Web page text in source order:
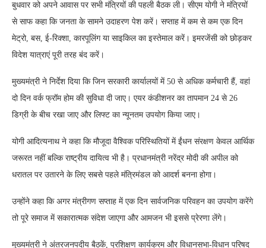
बुधवार को अपने आवास पर सभी मंत्रियों की पहली बैठक ली। सीएम योगी ने मंत्रियों
से साफ कहा कि जनता के सामने उदाहरण पेश करें। सप्ताह में कम से कम एक दिन
मेट्रो, बस, ई-रिक्शा, कारपूलिंग या साइकिल का इस्तेमाल करें। इमरजेंसी को छोड़कर
विदेश यात्राएं पूरी तरह बंद करें।
मुख्यमंत्री ने निर्देश दिया कि जिन सरकारी कार्यालयों में 50 से अधिक कर्मचारी हैं, वहां
दो दिन वर्क फ्रॉम होम की सुविधा दी जाए। एयर कंडीशनर का तापमान 24 से 26
डिग्री के बीच रखा जाए और लिफ्ट का न्यूनतम उपयोग किया जाए।
योगी आदित्यनाथ ने कहा कि मौजूदा वैश्विक परिस्थितियों में ईंधन संरक्षण केवल आर्थिक
जरूरत नहीं बल्कि राष्ट्रीय दायित्व भी है। प्रधानमंत्री नरेंद्र मोदी की अपील को
धरातल पर उतारने के लिए सबसे पहले मंत्रिमंडल को आदर्श बनना होगा।
उन्होंने कहा कि अगर मंत्रीगण सप्ताह में एक दिन सार्वजनिक परिवहन का उपयोग करेंगे
तो पूरे समाज में सकारात्मक संदेश जाएगा और आमजन भी इससे प्रेरणा लेंगे।
मुख्यमंत्री ने अंतरजनपदीय बैठकें, प्रशिक्षण कार्यक्रम और विधानसभा-विधान परिषद